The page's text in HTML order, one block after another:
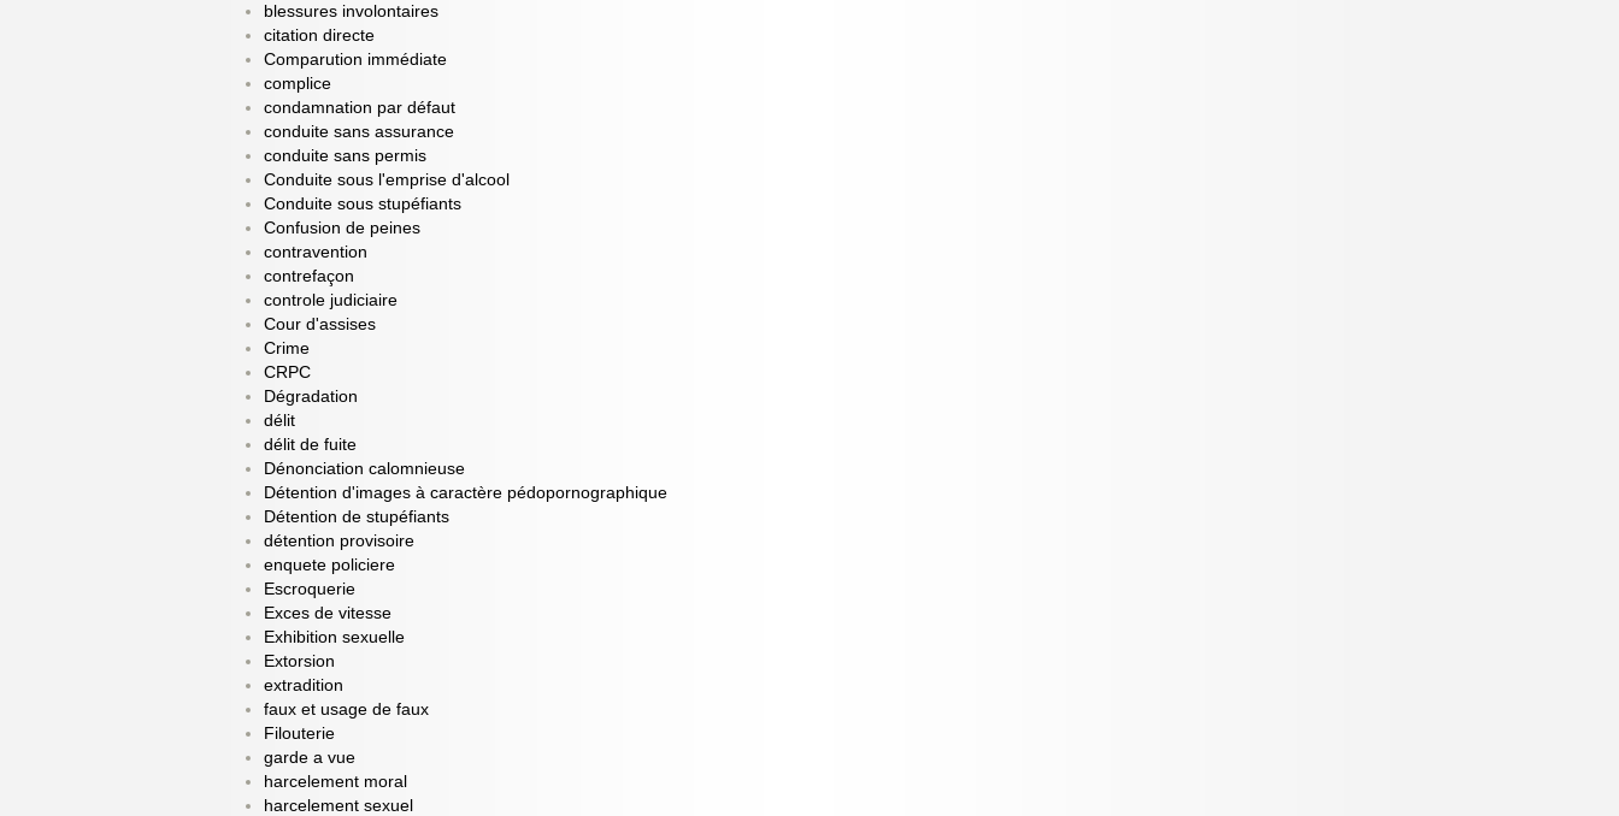
blessures involontaires
citation directe
Comparution immédiate
complice
condamnation par défaut
conduite sans assurance
conduite sans permis
Conduite sous l'emprise d'alcool
Conduite sous stupéfiants
Confusion de peines
contravention
contrefaçon
controle judiciaire
Cour d'assises
Crime
CRPC
Dégradation
délit
délit de fuite
Dénonciation calomnieuse
Détention d'images à caractère pédopornographique
Détention de stupéfiants
détention provisoire
enquete policiere
Escroquerie
Exces de vitesse
Exhibition sexuelle
Extorsion
extradition
faux et usage de faux
Filouterie
garde a vue
harcelement moral
harcelement sexuel